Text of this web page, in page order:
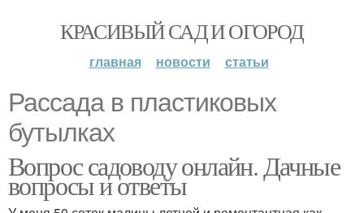
КРАСИВЫЙ САД И ОГОРОД
главная новости статьи
Рассада в пластиковых
бутылках
Вопрос садоводу онлайн. Дачные
вопросы и ответы